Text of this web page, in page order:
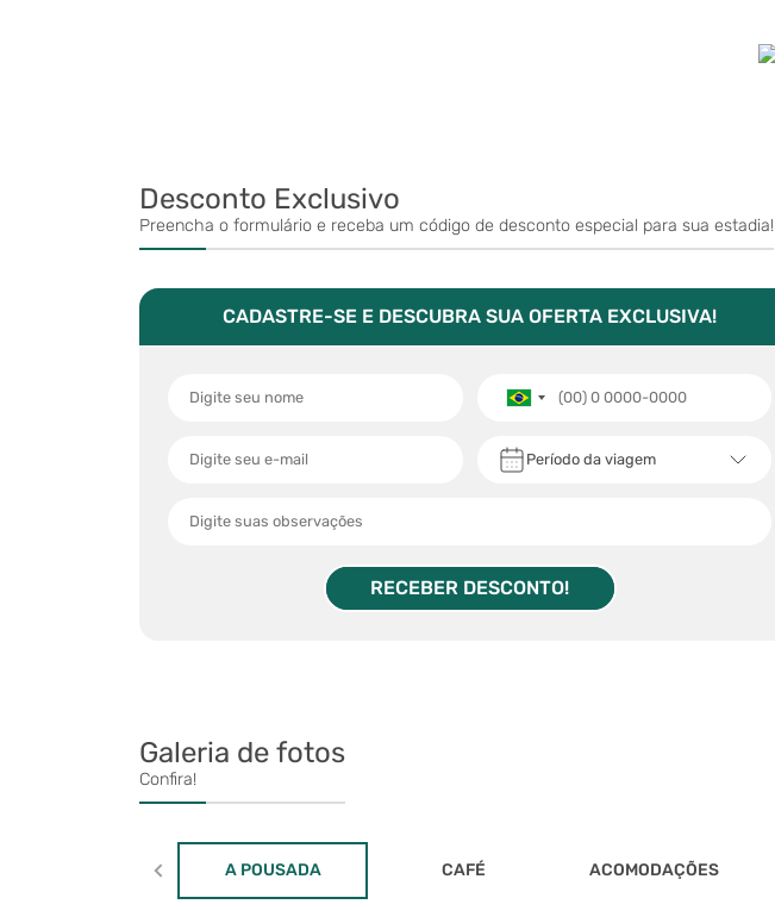
Desconto Exclusivo
Preencha o formulário e receba um código de desconto especial para sua estadia!
CADASTRE-SE E DESCUBRA SUA OFERTA EXCLUSIVA!
Período da viagem
RECEBER DESCONTO!
Galeria de fotos
Confira!
A POUSADA CAFÉ ACOMODAÇÕES